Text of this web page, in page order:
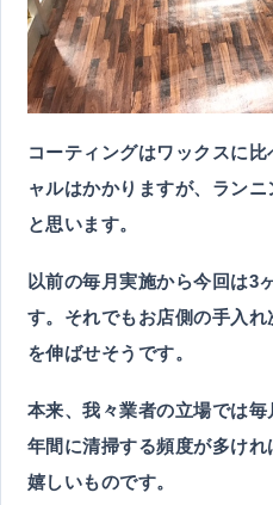
コーティングはワックスに
ャルはかかりますが、ラン
と思います。
以前の毎月実施から今回は3
す。それでもお店側の手入
を伸ばせそうです。
本来、我々業者の立場では毎
年間に清掃する頻度が多けれ
嬉しいものです。